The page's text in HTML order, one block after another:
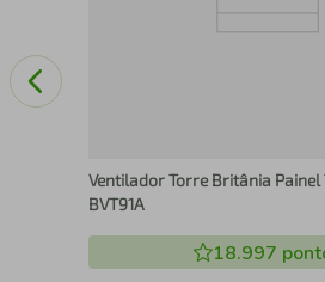
Ventilador Torre Britânia Painel
BVT91A
18.997